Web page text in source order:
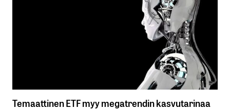
Temaattinen ETF myy megatrendin kasvutarinaa